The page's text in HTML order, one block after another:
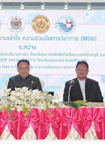
ตามผลการพัฒนาผู้ประกอบ
าร สร้างมูลค่าเพิ่มผลิตภัณฑ์
รพัฒนาผู้ประกอบการ ยกระดับ
ภัณฑ์ชุมชน
การอุดมศึกษา วิทยาศาสตร์ วิจัยและ